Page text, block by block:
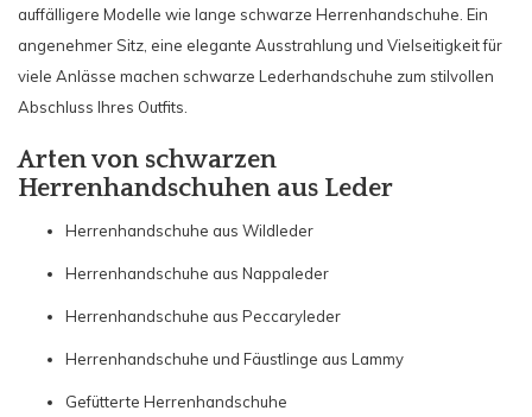
auffälligere Modelle wie lange schwarze Herrenhandschuhe. Ein
angenehmer Sitz, eine elegante Ausstrahlung und Vielseitigkeit für
viele Anlässe machen schwarze Lederhandschuhe zum stilvollen
Abschluss Ihres Outfits.
Arten von schwarzen
Herrenhandschuhen aus Leder
Herrenhandschuhe aus Wildleder
Herrenhandschuhe aus Nappaleder
Herrenhandschuhe aus Peccaryleder
Herrenhandschuhe und Fäustlinge aus Lammy
Gefütterte Herrenhandschuhe